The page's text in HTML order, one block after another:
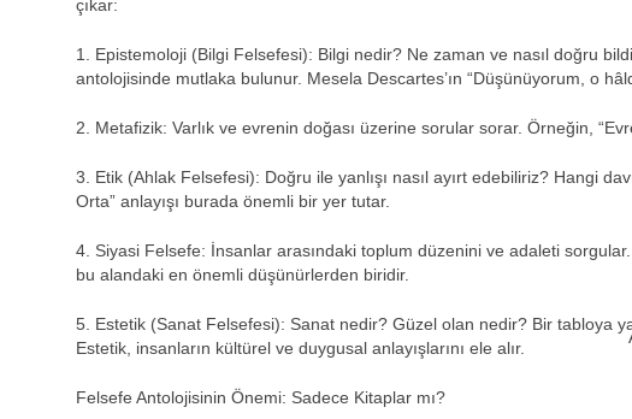
çıkar:
1. Epistemoloji (Bilgi Felsefesi): Bilgi nedir? Ne zaman ve nasıl doğru
antolojisinde mutlaka bulunur. Mesela Descartes’ın “Düşünüyorum, o
2. Metafizik: Varlık ve evrenin doğası üzerine sorular sorar. Örneğin,
3. Etik (Ahlak Felsefesi): Doğru ile yanlışı nasıl ayırt edebiliriz? Hangi
Orta” anlayışı burada önemli bir yer tutar.
4. Siyasi Felsefe: İnsanlar arasındaki toplum düzenini ve adaleti
bu alandaki en önemli düşünürlerden biridir.
5. Estetik (Sanat Felsefesi): Sanat nedir? Güzel olan nedir? Bir tabloya
Estetik, insanların kültürel ve duygusal anlayışlarını ele alır.
Felsefe Antolojisinin Önemi: Sadece Kitaplar mı?